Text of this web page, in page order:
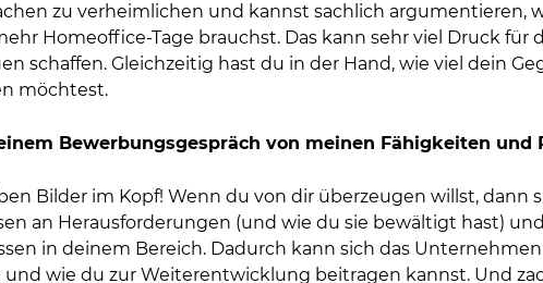
zu verheimlichen und kannst sachlich argumentieren,
Homeoffice-Tage brauchst. Das kann sehr viel Druck für
schaffen. Gleichzeitig hast du in der Hand, wie viel dein
möchtest.
Bewerbungsgespräch von meinen Fähigkeiten und
Bilder im Kopf! Wenn du von dir überzeugen willst, dann
an Herausforderungen (und wie du sie bewältigt hast)
in deinem Bereich. Dadurch kann sich das
wie du zur Weiterentwicklung beitragen kannst. Und